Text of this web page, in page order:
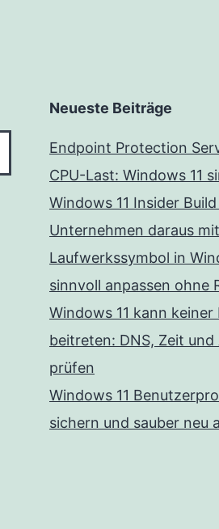
Neueste Beiträge
Endpoint Protection
CPU-Last: Windows 11
Windows 11 Insider
Unternehmen daraus
Laufwerkssymbol in
sinnvoll anpassen ohne
Windows 11 kann keiner
beitreten: DNS, Zeit und
prüfen
Windows 11
sichern und sauber neu